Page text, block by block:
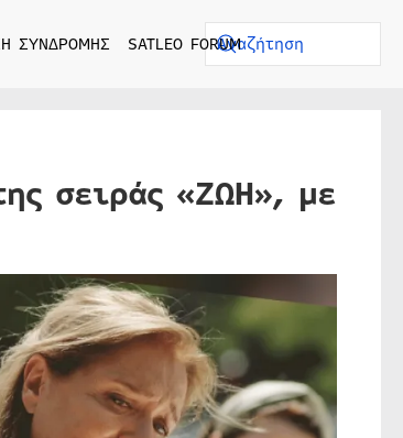
ΣΥΝΔΡΟΜΗΣ SATLEO FORUM
σειράς «ΖΩΗ», με